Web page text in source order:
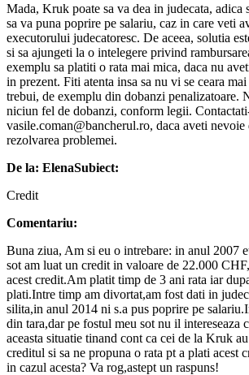
Mada, Kruk poate sa va dea in judecata, adica
sa va puna poprire pe salariu, caz in care veti
executorului judecatoresc. De aceea, solutia
si sa ajungeti la o intelegere privind
exemplu sa platiti o rata mai mica, daca nu
in prezent. Fiti atenta insa sa nu vi se ceara
trebui, de exemplu din dobanzi penalizatoare.
niciun fel de dobanzi, conform legii.
vasile.coman@bancherul.ro, daca aveti
rezolvarea problemei.
De la: ElenaSubiect:
Credit
Comentariu:
Buna ziua, Am si eu o intrebare: in anul 2007
sot am luat un credit in valoare de 22.000
acest credit.Am platit timp de 3 ani rata iar
plati.Intre timp am divortat,am fost dati in
silita,in anul 2014 ni s.a pus poprire pe
din tara,dar pe fostul meu sot nu il intereseaza
aceasta situatie tinand cont ca cei de la Kruk
creditul si sa ne propuna o rata pt a plati acest
in cazul acesta? Va rog,astept un raspuns!